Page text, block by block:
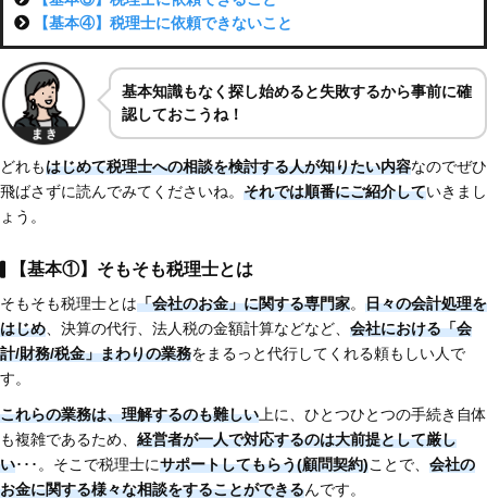
【基本④】税理士に依頼できないこと
基本知識もなく探し始めると失敗するから事前に確
認しておこうね！
どれもはじめて税理士への相談を検討する人が知りたい内容なのでぜひ
飛ばさずに読んでみてくださいね。 それでは順番にご紹介していきまし
ょう。
【基本①】そもそも税理士とは
そもそも税理士とは「会社のお金」に関する専門家。 日々の会計処理を
はじめ 、決算の代行、法人税の金額計算などなど、 会社における「会
計/財務/税金」まわりの業務をまるっと代行してくれる頼もしい人で
す。
これらの業務は、理解するのも難しい 上に、ひとつひとつの手続き自体
も複雑であるため、 経営者が一人で対応するのは大前提として厳し
い･･･。そこで税理士にサポートしてもらう(顧問契約)ことで、 会社の
お金に関する様々な相談をすることができるんです。